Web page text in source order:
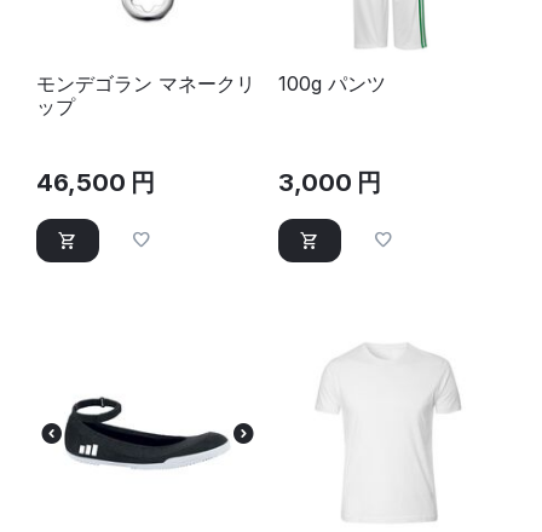
モンデゴラン マネークリ
ップ
46,500 円
100g パンツ
3,000 円